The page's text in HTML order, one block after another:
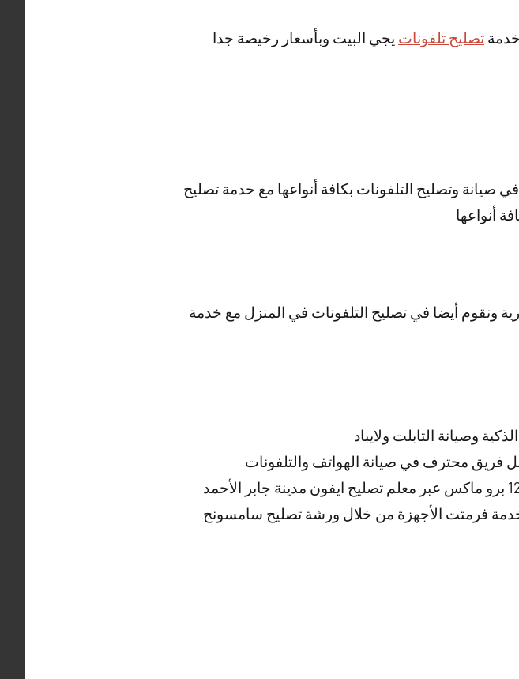
تصليح تلفونات يجي البيت وبأسعار رخيصة جدا
صيانة وتصليح التلفونات بكافة أنواعها مع خدمة تصليح
أنواعها
ونقوم أيضا في تصليح التلفونات في المنزل مع خدمة
وصيانة التابلت ولايباد
فريق محترف في صيانة الهواتف والتلفونات
فرمتت الأجهزة من خلال ورشة تصليح سامسونج